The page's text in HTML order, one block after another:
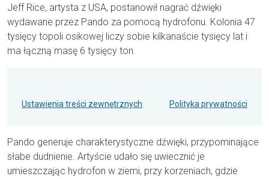
Jeff Rice, artysta z USA, postanowił nagrać dźwięki
wydawane przez Pando za pomocą hydrofonu. Kolonia 47
tysięcy topoli osikowej liczy sobie kilkanaście tysięcy lat i
ma łączną masę 6 tysięcy ton.
Ustawienia treści zewnętrznych Polityka prywatności
Pando generuje charakterystyczne dźwięki, przypominające
słabe dudnienie. Artyście udało się uwiecznić je
umieszczając hydrofon w ziemi, przy korzeniach, gdzie